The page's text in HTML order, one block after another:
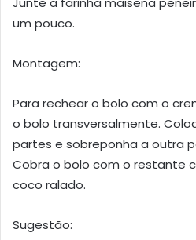
um pouco.
Montagem:
Para rechear o bolo com o
o bolo transversalmente.
partes e sobreponha a outra
Cobra o bolo com o restante
coco ralado.
Sugestão: